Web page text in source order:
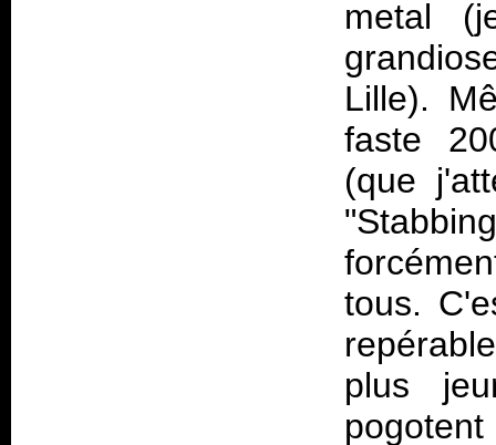
metal
Lille).
faste
(que
tous.
plus